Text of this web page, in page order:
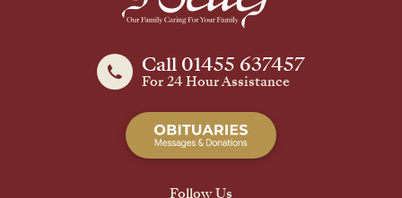
Call 01455 637457
For 24 Hour Assistance
Follow Us